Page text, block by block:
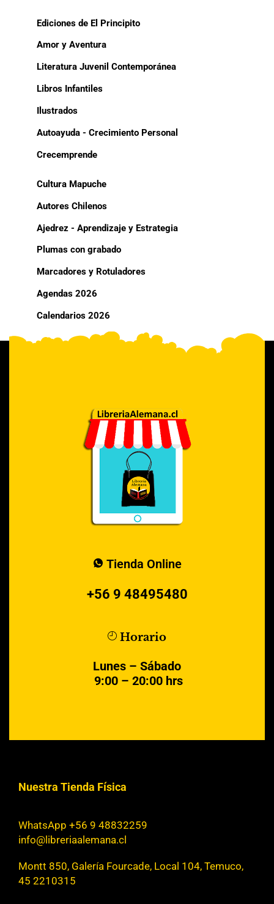
Ediciones de El Principito
Amor y Aventura
Literatura Juvenil Contemporánea
Libros Infantiles
Ilustrados
Autoayuda - Crecimiento Personal
Crecemprende
Cultura Mapuche
Autores Chilenos
Ajedrez - Aprendizaje y Estrategia
Plumas con grabado
Marcadores y Rotuladores
Agendas 2026
Calendarios 2026
Tienda Online
+56 9 48495480
Horario
Lunes – Sábado
9:00 – 20:00 hrs
Nuestra Tienda Física
WhatsApp +56 9 48832259
info@libreriaalemana.cl
Montt 850, Galería Fourcade, Local 104, Temuco,
45 2210315